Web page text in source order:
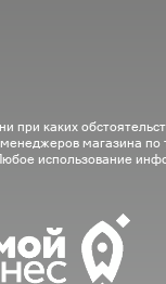
при каких
магазина
использование